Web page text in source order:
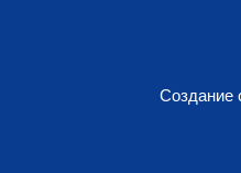
Создание